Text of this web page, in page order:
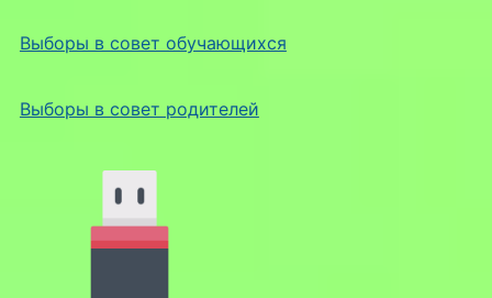
Выборы в совет обучающихся
Выборы в совет родителей